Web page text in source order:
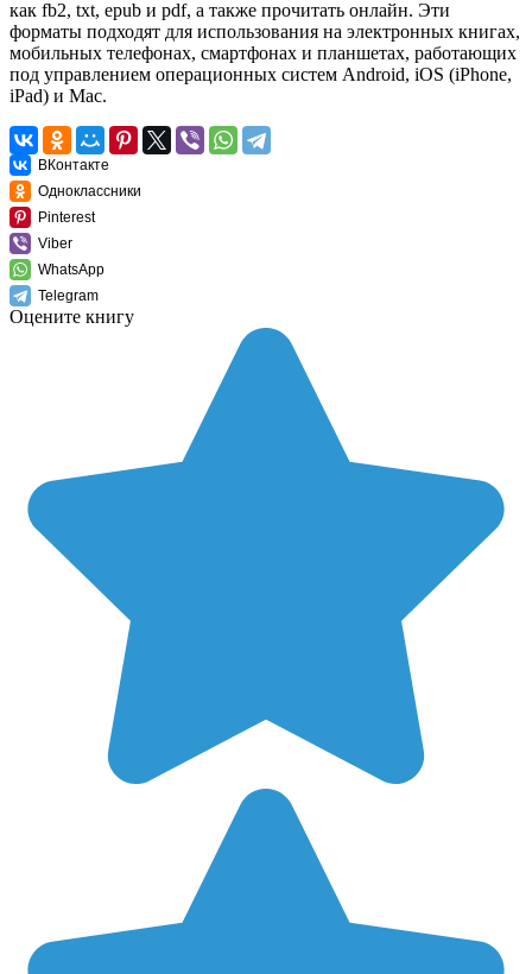
как fb2, txt, epub и pdf, а также прочитать онлайн. Эти
форматы подходят для использования на электронных книгах,
мобильных телефонах, смартфонах и планшетах, работающих
под управлением операционных систем Android, iOS (iPhone,
iPad) и Mac.
ВКонтакте
Одноклассники
Pinterest
Viber
WhatsApp
Telegram
Оцените книгу